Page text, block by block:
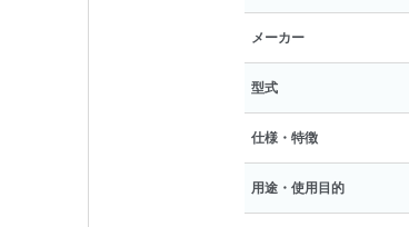
メーカー
型式
仕様・特徴
用途・使用目的